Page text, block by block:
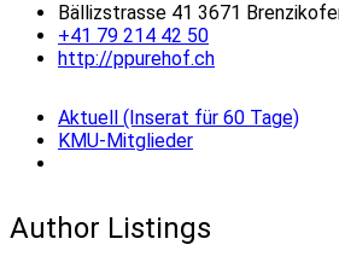
Bällizstrasse 41 3671
+41 79 214 42 50
http://ppurehof.ch
Aktuell (Inserat für 60 Tage)
KMU-Mitglieder
Author Listings